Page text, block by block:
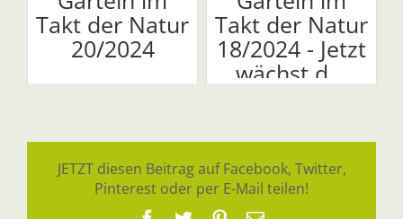
Takt der Natur
20/2024
Takt der Natur
18/2024 - Jetzt
wächst d...
JETZT diesen Beitrag auf Facebook, Twitter,
Pinterest oder per E-Mail teilen!